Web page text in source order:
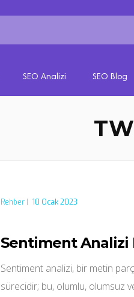
SEO Analizi SEO Blog
Rehber 10 Ocak 2023
Sentiment Analizi
Sentiment analizi, bir metin
sürecidir; bu, olumlu, olumsuz